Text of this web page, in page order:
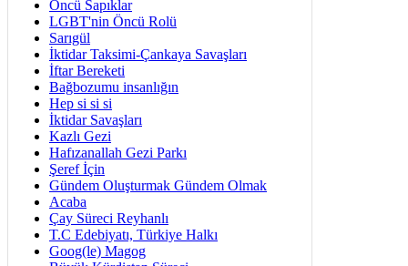
Öncü Sapıklar
LGBT'nin Öncü Rolü
Sarıgül
İktidar Taksimi-Çankaya Savaşları
İftar Bereketi
Bağbozumu insanlığın
Hep si si si
İktidar Savaşları
Kazlı Gezi
Hafızanallah Gezi Parkı
Şeref İçin
Gündem Oluşturmak Gündem Olmak
Acaba
Çay Süreci Reyhanlı
T.C Edebiyatı, Türkiye Halkı
Goog(le) Magog